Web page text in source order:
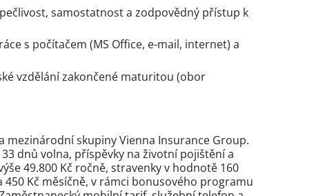
samostatnost a zodpovědný přístup k
s počítačem (MS Office, e-mail, internet) a
vzdělání zakončené maturitou (obor
mezinárodní skupiny Vienna Insurance Group.
33 dnů volna, příspěvky na životní pojištění a
49.800 Kč ročně, stravenky v hodnotě 160
Kč měsíčně, v rámci bonusového programu